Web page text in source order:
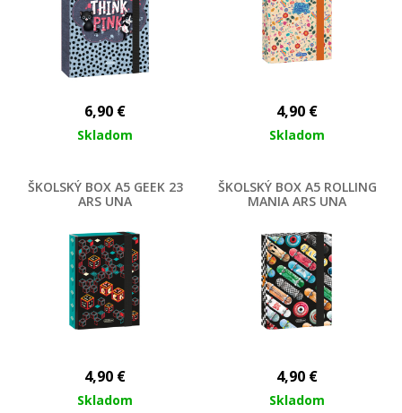
6,90 €
Skladom
4,90 €
Skladom
ŠKOLSKÝ BOX A5 GEEK 23
ARS UNA
4,90 €
Skladom
ŠKOLSKÝ BOX A5 ROLLING
MANIA ARS UNA
4,90 €
Skladom